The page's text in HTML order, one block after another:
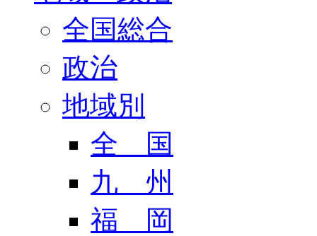
全国総合
政治
地域別
全 国
九 州
福 岡